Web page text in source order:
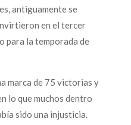
antiguamente se
en el tercer
para la temporada de
marca de 75 victorias y
lo que muchos dentro
sido una injusticia.